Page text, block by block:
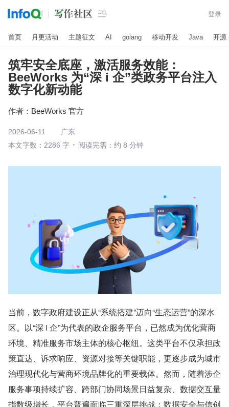
 登录
首页 月更活动 主题征文 AI golang 移动开发 Java 开源
筑牢安全底座，激活服务效能：
BeeWorks 为“深 i 企”类政务平台注入
数字化新动能
作者： BeeWorks 官方
2026-06-11
广东
本文字数：2286 字
阅读完需：约 8 分钟
当前，数字政府建设正从“系统搭建”迈向“生态运营”的深水
区。以“深 i 企”为代表的政企服务平台，已然成为优化营商
环境、精准服务市场主体的核心枢纽。这类平台不仅承担政
策直达、诉求响应、资源对接等关键职能，更逐步成为城市
治理现代化与营商环境品牌化的重要载体。然而，随着涉企
服务事项持续扩容、跨部门协同场景日益复杂、数据交互量
指数级增长，平台普遍面临三重深层挑战：数据安全与信创